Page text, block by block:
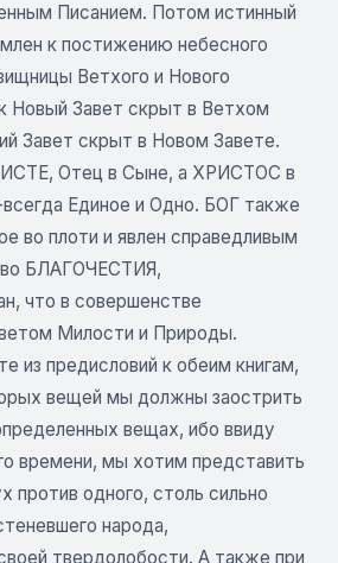
Писанием. Потом истинный
к постижению небесного
Ветхого и Нового
Новый Завет скрыт в Ветхом
Завет скрыт в Новом Завете.
Отец в Сыне, а ХРИСТОС в
Единое и Одно. БОГ также
во плоти и явлен справедливым
БЛАГОЧЕСТИЯ,
что в совершенстве
Милости и Природы.
из предисловий к обеим книгам,
вещей мы должны заострить
вещах, ибо ввиду
времени, мы хотим представить
одного, столь сильно
народа,
твердолобости. А также при